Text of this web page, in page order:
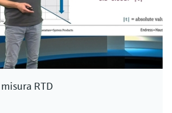
2.0 ISFET per fluidi molto
chimici e nella produzione di carta
RTD